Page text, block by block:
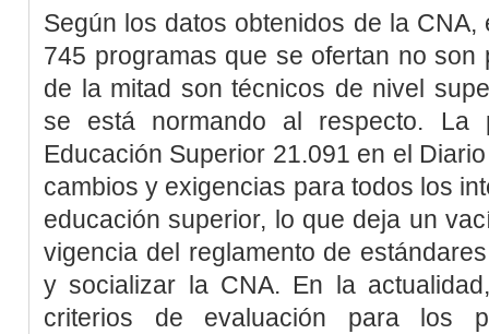
Según los datos obtenidos de la
745 programas que se ofertan no son
de la mitad son técnicos de nivel
se está normando al respecto. La
Educación Superior 21.091 en el
cambios y exigencias para todos los
educación superior, lo que deja un
vigencia del reglamento de
y socializar la CNA. En la
criterios de evaluación para los